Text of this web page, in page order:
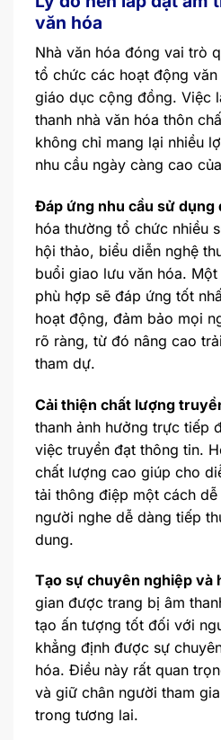
văn hóa
Nhà văn hóa đóng vai trò
tổ chức các hoạt động văn
giáo dục cộng đồng. Việc
thanh nhà văn hóa thôn
không chỉ mang lại nhiều
nhu cầu ngày càng cao
Đáp ứng nhu cầu sử dụng
hóa thường tổ chức nhiều
hội thảo, biểu diễn nghệ
buổi giao lưu văn hóa.
phù hợp sẽ đáp ứng tốt
hoạt động, đảm bảo mọi
rõ ràng, từ đó nâng cao
tham dự.
Cải thiện chất lượng
thanh ảnh hưởng trực tiếp
việc truyền đạt thông tin.
chất lượng cao giúp cho
tải thông điệp một cách
người nghe dễ dàng tiếp
dung.
Tạo sự chuyên nghiệp và
gian được trang bị âm
tạo ấn tượng tốt đối với
khẳng định được sự
hóa. Điều này rất quan
và giữ chân người tham
trong tương lai.